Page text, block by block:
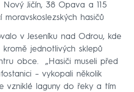
Nový Jičín, 38 Opava a 115
moravskoslezských hasičů
v Jeseníku nad Odrou, kde
jednotlivých sklepů
obce. „Hasiči museli před
– vykopali několik
vzniklé laguny do řeky a tím